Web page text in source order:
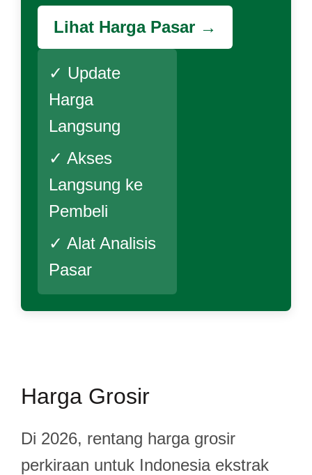
Lihat Harga Pasar →
✓ Update
Harga
Langsung
✓ Akses
Langsung ke
Pembeli
✓ Alat Analisis
Pasar
Harga Grosir
Di 2026, rentang harga grosir
perkiraan untuk Indonesia ekstrak